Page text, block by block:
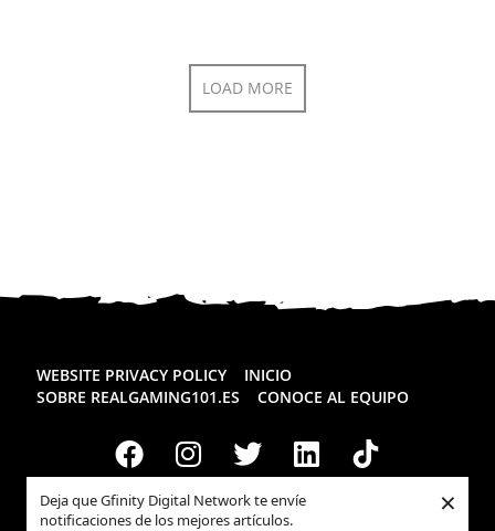
Deja que Gfinity Digital Network te envíe
notificaciones de los mejores artículos.
×
LOAD MORE
WEBSITE PRIVACY POLICY
INICIO
SOBRE REALGAMING101.ES
CONOCE AL EQUIPO
Todos los derechos reservadosRealgaming.es